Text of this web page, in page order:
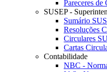
Pareceres
SUSEP -
Sumário
Resoluções
Circulares
Cartas
Contabilidade
NBC -